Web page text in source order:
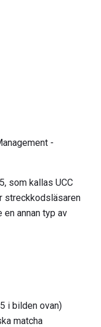
-
som kallas UCC
streckkodsläsaren
en annan typ av
i bilden ovan)
matcha